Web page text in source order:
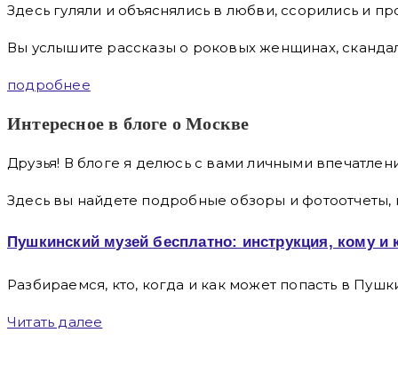
Здесь гуляли и объяснялись в любви, ссорились и
Вы услышите рассказы о роковых женщинах,
подробнее
Интересное в блоге о Москве
Друзья! В блоге я делюсь с вами личными
Здесь вы найдете подробные обзоры и
Пушкинский музей бесплатно: инструкция, кому и
Разбираемся, кто, когда и как может попасть в
Читать далее